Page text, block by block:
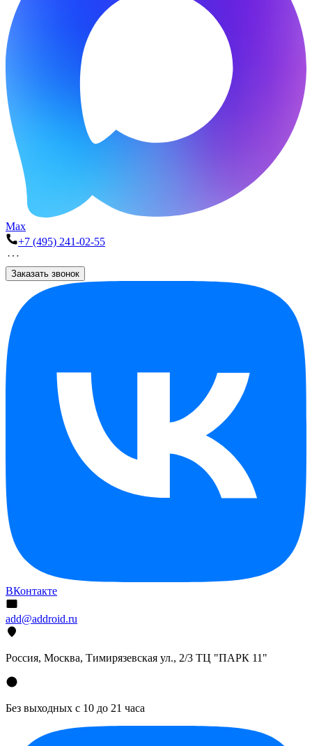
Max
+7 (495) 241-02-55
Заказать звонок
ВКонтакте
add@addroid.ru
Россия, Москва, Тимирязевская ул., 2/3 ТЦ "ПАРК 11"
Без выходных с 10 до 21 часа